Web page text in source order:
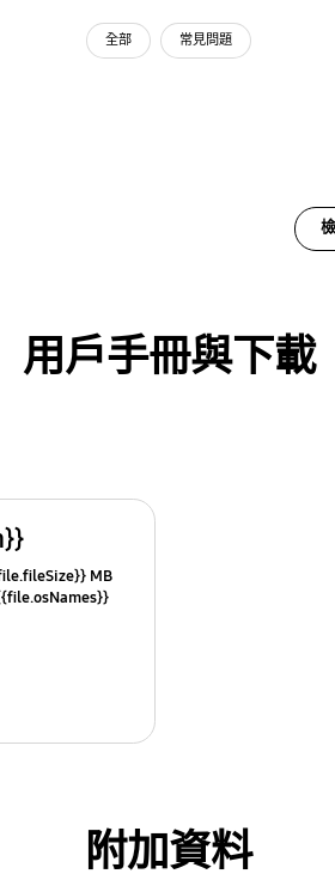
全部 常見問題
用戶手冊與下載
MB
附加資料